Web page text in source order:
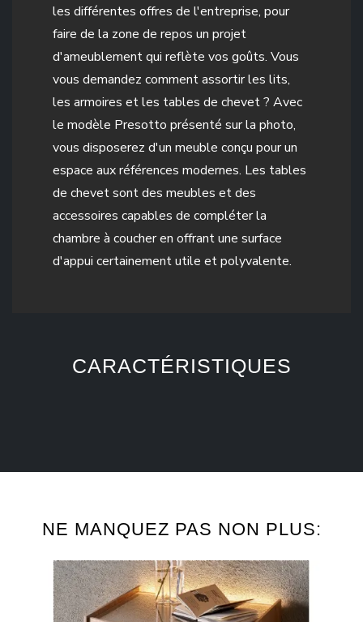
les différentes offres de l'entreprise, pour
faire de la zone de repos un projet
d'ameublement qui reflète vos goûts. Vous
vous demandez comment assortir les lits,
les armoires et les tables de chevet ? Avec
le modèle Presotto présenté sur la photo,
vous disposerez d'un meuble conçu pour un
espace aux références modernes. Les tables
de chevet sont des meubles et des
accessoires capables de compléter la
chambre à coucher en offrant une surface
d'appui certainement utile et polyvalente.
CARACTÉRISTIQUES
NE MANQUEZ PAS NON PLUS: